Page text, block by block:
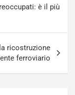
è il più
ricostruzione
ferroviario